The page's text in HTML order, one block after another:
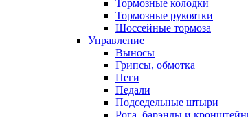
Тормозные колодки
Тормозные рукоятки
Шоссейные тормоза
Управление
Выносы
Грипсы, обмотка
Пеги
Педали
Подседельные штыри
Рога, барэнды и